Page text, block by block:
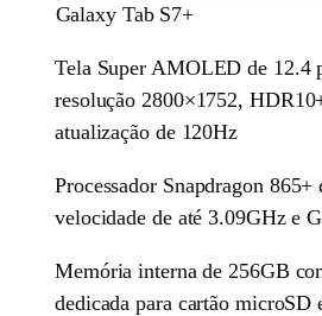
Galaxy Tab S7+
Tela Super AMOLED de 12.4
resolução 2800×1752,
atualização de 120Hz
Processador Snapdragon
velocidade de até 3.09GHz e
Memória interna de 256GB
dedicada para cartão